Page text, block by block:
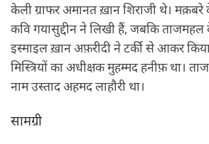
केली ग्राफर अमानत ख़ान शिराजी थे। मक़बरे
कवि गयासु‍द्दीन ने लिखी हैं, जबकि ताजमहल
इस्‍माइल ख़ान अफ़रीदी ने टर्की से आकर
मिस्त्रियों का अधीक्षक मुहम्‍मद हनीफ़ था।
नाम उस्‍ताद अहमद लाहौरी था।
सामग्री